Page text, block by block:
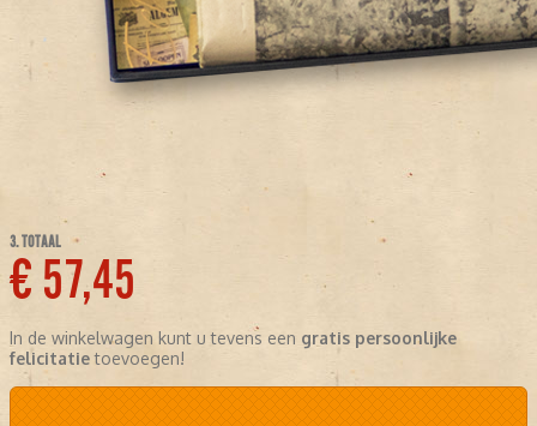
3. TOTAAL
€ 57,45
In de winkelwagen kunt u tevens een gratis persoonlijke
felicitatietoevoegen!